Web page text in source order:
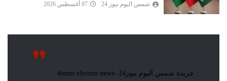
شمس اليوم نيوز 24 07 أغسطس 2026